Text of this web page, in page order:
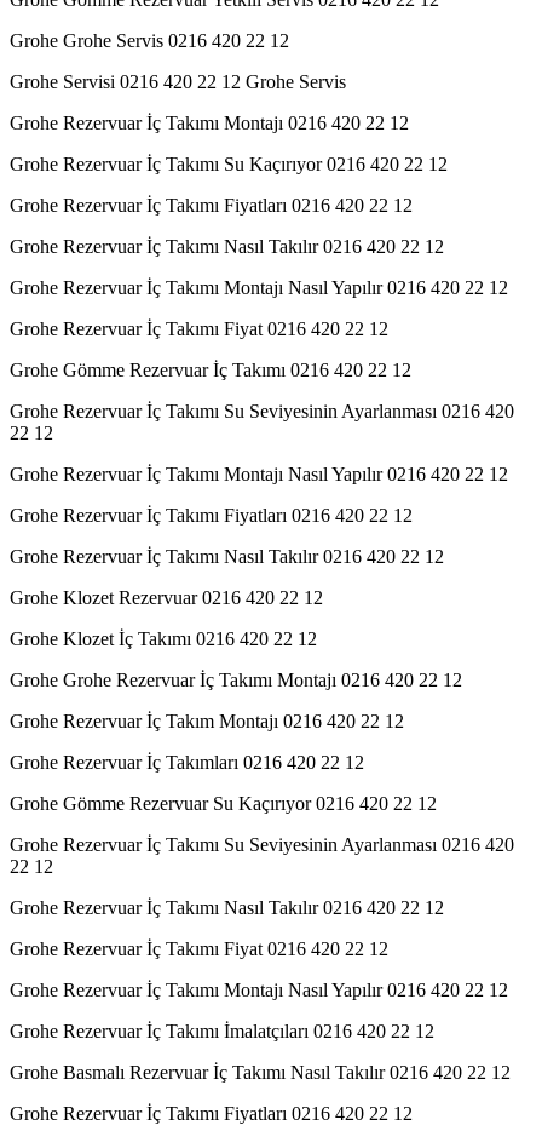
Grohe Grohe Servis 0216 420 22 12
Grohe Servisi 0216 420 22 12 Grohe Servis
Grohe Rezervuar İç Takımı Montajı 0216 420 22 12
Grohe Rezervuar İç Takımı Su Kaçırıyor 0216 420 22 12
Grohe Rezervuar İç Takımı Fiyatları 0216 420 22 12
Grohe Rezervuar İç Takımı Nasıl Takılır 0216 420 22 12
Grohe Rezervuar İç Takımı Montajı Nasıl Yapılır 0216 420 22 12
Grohe Rezervuar İç Takımı Fiyat 0216 420 22 12
Grohe Gömme Rezervuar İç Takımı 0216 420 22 12
Grohe Rezervuar İç Takımı Su Seviyesinin Ayarlanması 0216 420
22 12
Grohe Rezervuar İç Takımı Montajı Nasıl Yapılır 0216 420 22 12
Grohe Rezervuar İç Takımı Fiyatları 0216 420 22 12
Grohe Rezervuar İç Takımı Nasıl Takılır 0216 420 22 12
Grohe Klozet Rezervuar 0216 420 22 12
Grohe Klozet İç Takımı 0216 420 22 12
Grohe Grohe Rezervuar İç Takımı Montajı 0216 420 22 12
Grohe Rezervuar İç Takım Montajı 0216 420 22 12
Grohe Rezervuar İç Takımları 0216 420 22 12
Grohe Gömme Rezervuar Su Kaçırıyor 0216 420 22 12
Grohe Rezervuar İç Takımı Su Seviyesinin Ayarlanması 0216 420
22 12
Grohe Rezervuar İç Takımı Nasıl Takılır 0216 420 22 12
Grohe Rezervuar İç Takımı Fiyat 0216 420 22 12
Grohe Rezervuar İç Takımı Montajı Nasıl Yapılır 0216 420 22 12
Grohe Rezervuar İç Takımı İmalatçıları 0216 420 22 12
Grohe Basmalı Rezervuar İç Takımı Nasıl Takılır 0216 420 22 12
Grohe Rezervuar İç Takımı Fiyatları 0216 420 22 12